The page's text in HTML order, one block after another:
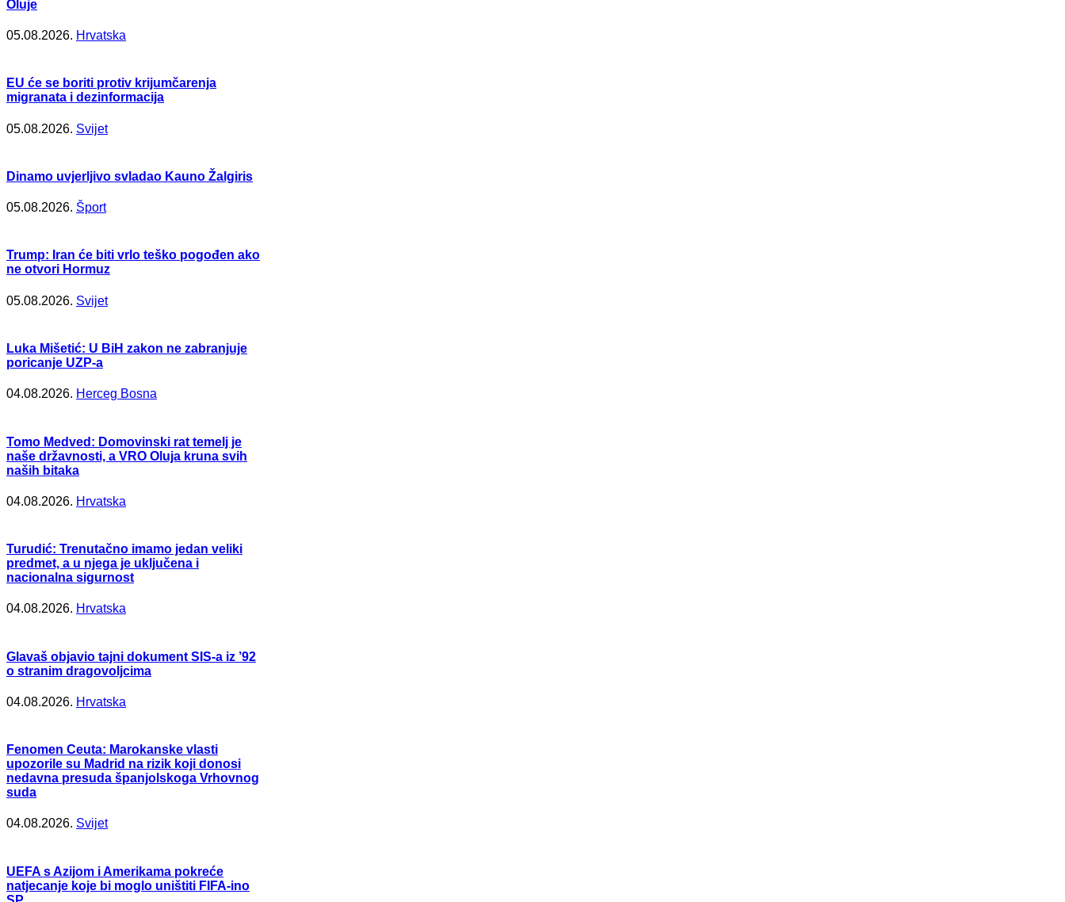
Oluje
05.08.2026. Hrvatska
EU će se boriti protiv krijumčarenja
migranata i dezinformacija
05.08.2026. Svijet
Dinamo uvjerljivo svladao Kauno Žalgiris
05.08.2026. Šport
Trump: Iran će biti vrlo teško pogođen ako
ne otvori Hormuz
05.08.2026. Svijet
Luka Mišetić: U BiH zakon ne zabranjuje
poricanje UZP-a
04.08.2026. Herceg Bosna
Tomo Medved: Domovinski rat temelj je
naše državnosti, a VRO Oluja kruna svih
naših bitaka
04.08.2026. Hrvatska
Turudić: Trenutačno imamo jedan veliki
predmet, a u njega je uključena i
nacionalna sigurnost
04.08.2026. Hrvatska
Glavaš objavio tajni dokument SIS-a iz ’92
o stranim dragovoljcima
04.08.2026. Hrvatska
Fenomen Ceuta: Marokanske vlasti
upozorile su Madrid na rizik koji donosi
nedavna presuda španjolskoga Vrhovnog
suda
04.08.2026. Svijet
UEFA s Azijom i Amerikama pokreće
natjecanje koje bi moglo uništiti FIFA-ino